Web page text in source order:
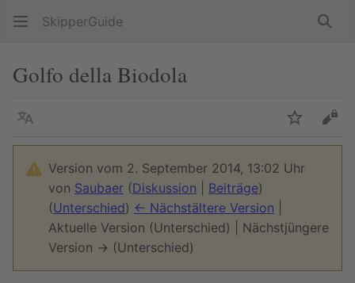
SkipperGuide
Golfo della Biodola
Sprache
Version vom 2. September 2014, 13:02 Uhr
von Saubaer (Diskussion Beiträge)
(Unterschied) ← Nächstältere Version
Aktuelle Version (Unterschied) | Nächstjüngere
Version → (Unterschied)